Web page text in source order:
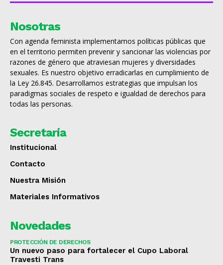
Nosotras
Con agenda feminista implementamos políticas públicas que
en el territorio permiten prevenir y sancionar las violencias por
razones de género que atraviesan mujeres y diversidades
sexuales. Es nuestro objetivo erradicarlas en cumplimiento de
la Ley 26.845. Desarrollamos estrategias que impulsan los
paradigmas sociales de respeto e igualdad de derechos para
todas las personas.
Secretaría
Institucional
Contacto
Nuestra Misión
Materiales Informativos
Novedades
PROTECCIÓN DE DERECHOS
Un nuevo paso para fortalecer el Cupo Laboral
Travesti Trans